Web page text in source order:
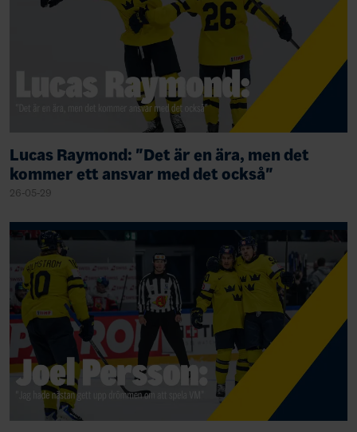
Lucas Raymond: "Det är en ära, men det
kommer ett ansvar med det också"
26-05-29